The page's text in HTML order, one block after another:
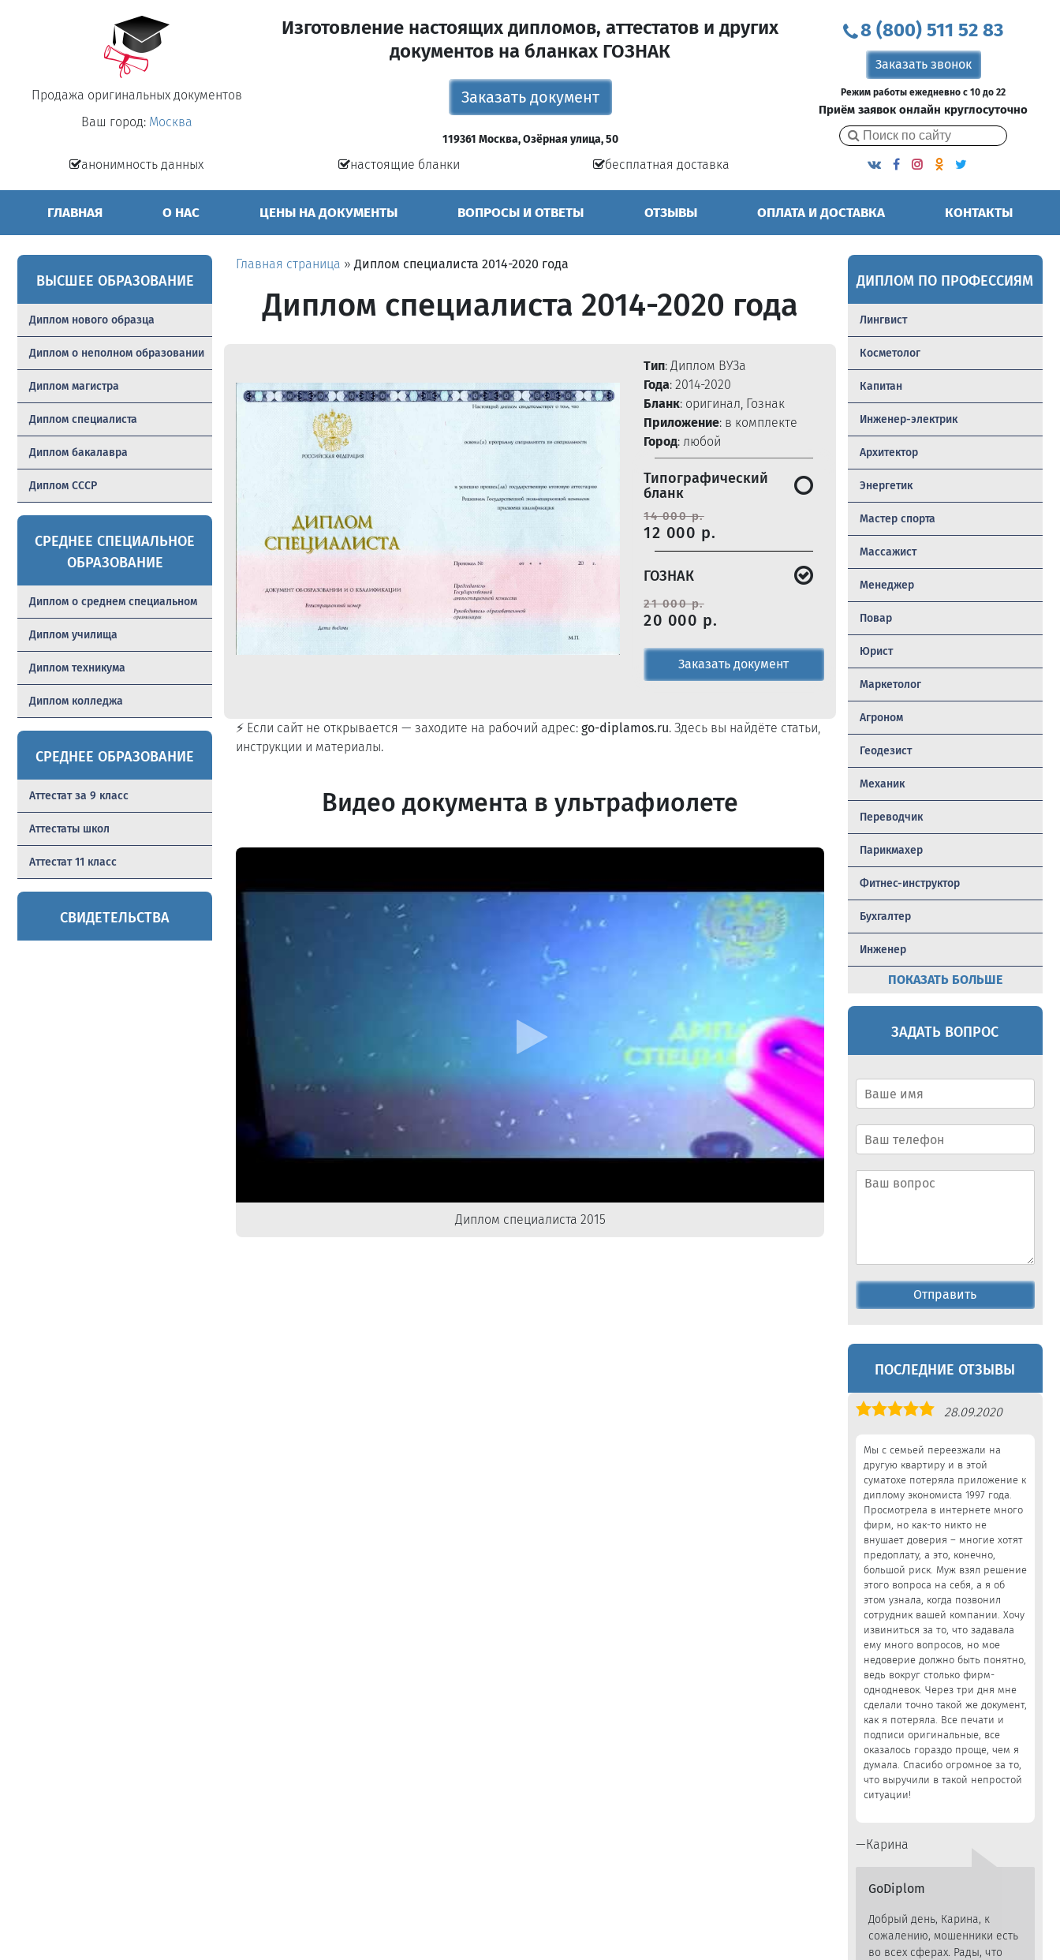
Продажа оригинальных документов
Ваш город: Москва
анонимность данных
Изготовление настоящих дипломов, аттестатов и других
документов на бланках ГОЗНАК
Заказать документ
119361 Москва, Озёрная улица, 50
настоящие бланки бесплатная доставка
8 (800) 511 52 83
Заказать звонок
Режим работы ежедневно с 10 до 22
Приём заявок онлайн круглосуточно
ГЛАВНАЯ О НАС ЦЕНЫ НА ДОКУМЕНТЫ ВОПРОСЫ И ОТВЕТЫ ОТЗЫВЫ ОПЛАТА И ДОСТАВКА КОНТАКТЫ
ВЫСШЕЕ ОБРАЗОВАНИЕ
Диплом нового образца
Диплом о неполном образовании
Диплом магистра
Диплом специалиста
Диплом бакалавра
Диплом СССР
СРЕДНЕЕ СПЕЦИАЛЬНОЕ
ОБРАЗОВАНИЕ
Диплом о среднем специальном
Диплом училища
Диплом техникума
Диплом колледжа
СРЕДНЕЕ ОБРАЗОВАНИЕ
Аттестат за 9 класс
Аттестаты школ
Аттестат 11 класс
СВИДЕТЕЛЬСТВА
Главная страница »Диплом специалиста 2014-2020 года
Диплом специалиста 2014-2020 года
Тип: Диплом ВУЗа
Года: 2014-2020
Бланк: оригинал, Гознак
Приложение: в комплекте
Город: любой
Типографический
бланк
14 000 р.
12 000 р.
ГОЗНАК
21 000 р.
20 000 р.
Заказать документ
⚡ Если сайт не открывается — заходите на рабочий адрес:go-diplamos.ru. Здесь вы найдёте статьи,
инструкции и материалы.
Видео документа в ультрафиолете
Диплом специалиста 2015
ДИПЛОМ ПО ПРОФЕССИЯМ
Лингвист
Косметолог
Капитан
Инженер-электрик
Архитектор
Энергетик
Мастер спорта
Массажист
Менеджер
Повар
Юрист
Маркетолог
Агроном
Геодезист
Механик
Переводчик
Парикмахер
Фитнес-инструктор
Бухгалтер
Инженер
ПОКАЗАТЬ БОЛЬШЕ
ЗАДАТЬ ВОПРОС
Отправить
ПОСЛЕДНИЕ ОТЗЫВЫ
Оценка
28.09.2020
Мы с семьей переезжали на
другую квартиру и в этой
суматохе потеряла приложение к
диплому экономиста 1997 года.
Просмотрела в интернете много
фирм, но как-то никто не
внушает доверия – многие хотят
предоплату, а это, конечно,
большой риск. Муж взял решение
этого вопроса на себя, а я об
этом узнала, когда позвонил
сотрудник вашей компании. Хочу
извиниться за то, что задавала
ему много вопросов, но мое
недоверие должно быть понятно,
ведь вокруг столько фирм-
однодневок. Через три дня мне
сделали точно такой же документ,
как я потеряла. Все печати и
подписи оригинальные, все
оказалось гораздо проще, чем я
думала. Спасибо огромное за то,
что выручили в такой непростой
ситуации!
Карина
GoDiplom
Добрый день, Карина, к
сожалению, мошенники есть
во всех сферах. Рады, что